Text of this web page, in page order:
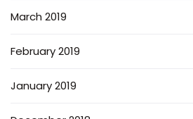
March 2019
February 2019
January 2019